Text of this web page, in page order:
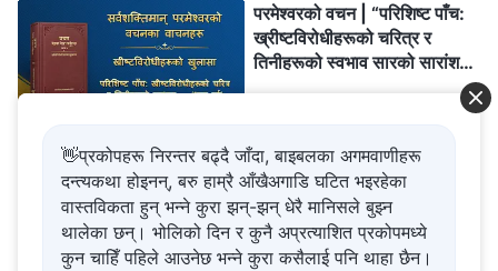
परमेश्‍वरको वचन | “परिशिष्ट पाँच:
ख्रीष्टविरोधीहरूको चरित्र र
तिनीहरूको स्वभाव सारको सारांश
53:43
परमेश्‍वरको वचन | “प्रार्थनाको
महत्त्व र त्यसको अभ्यास” (भाग एक)
👋प्रकोपहरू निरन्तर बढ्दै जाँदा, बाइबलका अगमवाणीहरू
दन्त्यकथा होइनन्, बरु हाम्रै आँखैअगाडि घटित भइरहेका
वास्तविकता हुन् भन्ने कुरा झन्-झन् धेरै मानिसले बुझ्न
थालेका छन्। भोलिको दिन र कुनै अप्रत्याशित प्रकोपमध्ये
कुन चाहिँ पहिले आउनेछ भन्ने कुरा कसैलाई पनि थाहा छैन।